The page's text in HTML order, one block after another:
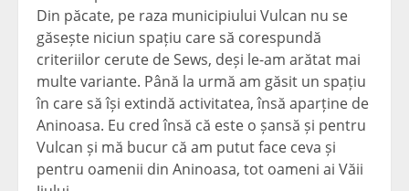
Din păcate, pe raza municipiului Vulcan nu se
găsește niciun spațiu care să corespundă
criteriilor cerute de Sews, deși le-am arătat mai
multe variante. Până la urmă am găsit un spațiu
în care să își extindă activitatea, însă aparține de
Aninoasa. Eu cred însă că este o șansă și pentru
Vulcan și mă bucur că am putut face ceva și
pentru oamenii din Aninoasa, tot oameni ai Văii